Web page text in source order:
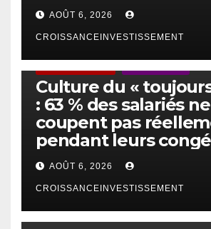
AOÛT 6, 2026
CROISSANCEINVESTISSEMENT
Culture du «
: 63 % des salariés ne
coupent pas
pendant leurs
AOÛT 6, 2026
CROISSANCEINVESTISSEMENT